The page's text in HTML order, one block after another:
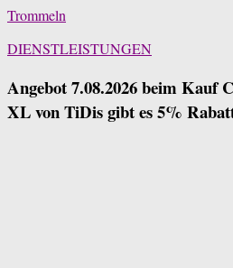
Trommeln
DIENSTLEISTUNGEN
Angebot 7.08.2026 beim Kauf
XL von TiDis gibt es 5%